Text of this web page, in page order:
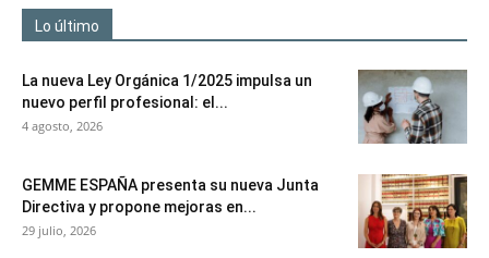
Lo último
La nueva Ley Orgánica 1/2025 impulsa un
nuevo perfil profesional: el...
4 agosto, 2026
GEMME ESPAÑA presenta su nueva Junta
Directiva y propone mejoras en...
29 julio, 2026